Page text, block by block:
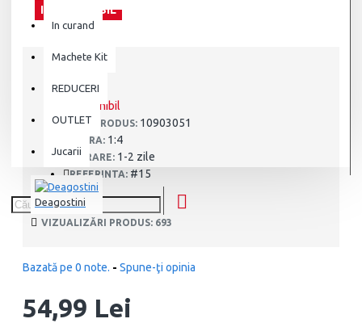
In curand
Machete Kit
REDUCERI
OUTLET
Jucarii
INDISPONIBIL
STOC:
Indisponibil
COD PRODUS: 10903051
SCARA: 1:4
LIVRARE: 1-2 zile
REFERINTA: #15
Deagostini
VIZUALIZĂRI PRODUS: 693
Bazată pe 0 note. - Spune-ţi opinia
54,99 Lei